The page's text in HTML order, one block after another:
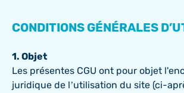
CONDITIONS GÉNÉRALES
1. Objet
Les présentes CGU ont pour objet
juridique de l’utilisation du site (ci-